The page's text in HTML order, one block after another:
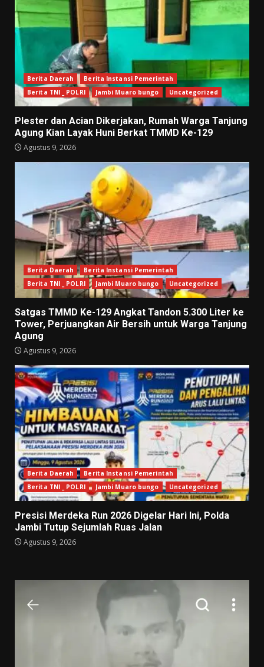
Berita Daerah
Berita Instansi Pemerintah
Berita TNI _ POLRI
Jambi Muaro bungo Uncategorized
Plester dan Acian Dikerjakan, Rumah Warga Tanjung
Agung Kian Layak Huni Berkat TMMD Ke-129
Agustus 9, 2026
Berita Daerah
Berita Instansi Pemerintah
Berita TNI _ POLRI
Jambi Muaro bungo Uncategorized
Satgas TMMD Ke-129 Angkat Tandon 5.300 Liter ke
Tower, Perjuangkan Air Bersih untuk Warga Tanjung
Agung
Agustus 9, 2026
Berita Daerah
Berita Instansi Pemerintah
Berita TNI _ POLRI
Jambi Muaro bungo Uncategorized
Presisi Merdeka Run 2026 Digelar Hari Ini, Polda
Jambi Tutup Sejumlah Ruas Jalan
Agustus 9, 2026